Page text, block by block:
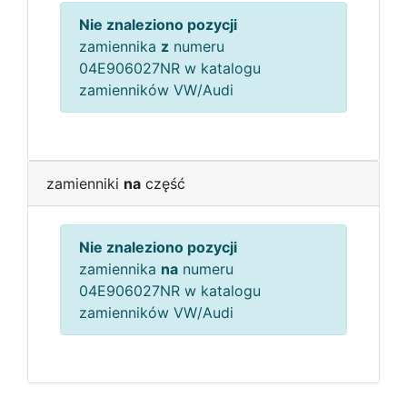
Nie znaleziono pozycji
zamiennika z numeru
04E906027NR w katalogu
zamienników VW/Audi
zamienniki na część
Nie znaleziono pozycji
zamiennika na numeru
04E906027NR w katalogu
zamienników VW/Audi